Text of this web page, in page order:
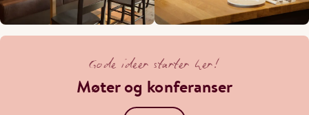
Gode ideer starter her!
Møter og konferanser